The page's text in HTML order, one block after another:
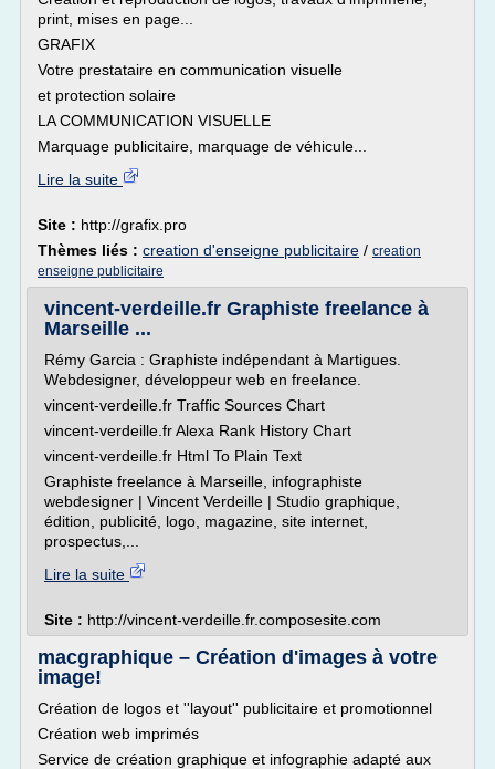
print, mises en page...
GRAFIX
Votre prestataire en communication visuelle
et protection solaire
LA COMMUNICATION VISUELLE
Marquage publicitaire, marquage de véhicule...
Lire la suite
Site : http://grafix.pro
Thèmes liés : creation d'enseigne publicitaire / creation
enseigne publicitaire
vincent-verdeille.fr Graphiste freelance à
Marseille ...
Rémy Garcia : Graphiste indépendant à Martigues.
Webdesigner, développeur web en freelance.
vincent-verdeille.fr Traffic Sources Chart
vincent-verdeille.fr Alexa Rank History Chart
vincent-verdeille.fr Html To Plain Text
Graphiste freelance à Marseille, infographiste
webdesigner | Vincent Verdeille | Studio graphique,
édition, publicité, logo, magazine, site internet,
prospectus,...
Lire la suite
Site : http://vincent-verdeille.fr.composesite.com
macgraphique – Création d'images à votre
image!
Création de logos et ''layout'' publicitaire et promotionnel
Création web imprimés
Service de création graphique et infographie adapté aux